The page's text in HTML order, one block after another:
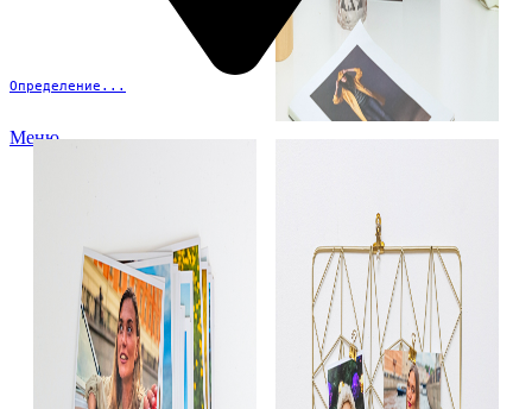
Определение...
Меню